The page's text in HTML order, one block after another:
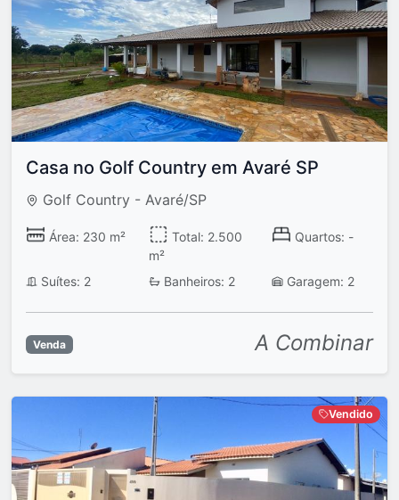
Casa no Golf Country em Avaré SP
Golf Country - Avaré/SP
Área: 230 m²
Total: 2.500
m²
Quartos: -
Suítes: 2 Banheiros: 2 Garagem: 2
Venda A Combinar
Vendido